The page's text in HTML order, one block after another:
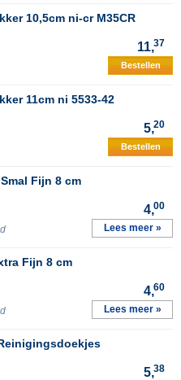
10,5cm ni-cr M35CR
11,37
Bestellen
11cm ni 5533-42
5,20
Bestellen
Fijn 8 cm
4,00
Lees meer »
Fijn 8 cm
4,60
Lees meer »
5,38